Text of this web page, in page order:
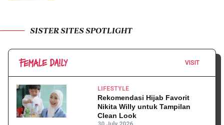
SISTER SITES SPOTLIGHT
VISIT
LIFESTYLE
Rekomendasi Hijab Favorit
Nikita Willy untuk Tampilan
Clean Look